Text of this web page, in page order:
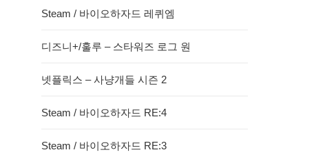
Steam / 바이오하자드 레퀴엠
디즈니+/훌루 – 스타워즈 로그 원
넷플릭스 – 사냥개들 시즌 2
Steam / 바이오하자드 RE:4
Steam / 바이오하자드 RE:3